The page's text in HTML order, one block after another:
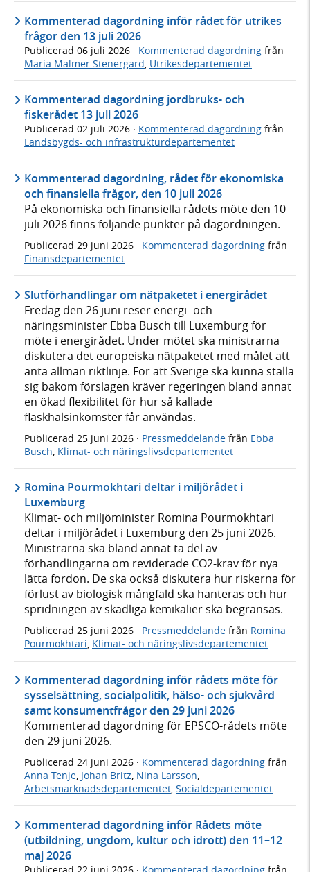
Kommenterad dagordning inför rådet för utrikes
frågor den 13 juli 2026
Publicerad 06 juli 2026 · Kommenterad dagordning från
Maria Malmer Stenergard Utrikesdepartementet
Kommenterad dagordning jordbruks- och
fiskerådet 13 juli 2026
Publicerad 02 juli 2026 · Kommenterad dagordning från
Landsbygds- och infrastrukturdepartementet
Kommenterad dagordning, rådet för ekonomiska
och finansiella frågor, den 10 juli 2026
På ekonomiska och finansiella rådets möte den 10
juli 2026 finns följande punkter på dagordningen.
Publicerad 29 juni 2026 · Kommenterad dagordning från
Finansdepartementet
Slutförhandlingar om nätpaketet i energirådet
Fredag den 26 juni reser energi- och
näringsminister Ebba Busch till Luxemburg för
möte i energirådet. Under mötet ska ministrarna
diskutera det europeiska nätpaketet med målet att
anta allmän riktlinje. För att Sverige ska kunna ställa
sig bakom förslagen kräver regeringen bland annat
en ökad flexibilitet för hur så kallade
flaskhalsinkomster får användas.
Publicerad 25 juni 2026 · Pressmeddelande från Ebba
Busch Klimat- och näringslivsdepartementet
Romina Pourmokhtari deltar i miljörådet i
Luxemburg
Klimat- och miljöminister Romina Pourmokhtari
deltar i miljörådet i Luxemburg den 25 juni 2026.
Ministrarna ska bland annat ta del av
förhandlingarna om reviderade CO2-krav för nya
lätta fordon. De ska också diskutera hur riskerna för
förlust av biologisk mångfald ska hanteras och hur
spridningen av skadliga kemikalier ska begränsas.
Publicerad 25 juni 2026 · Pressmeddelande från Romina
Pourmokhtari, Klimat- och näringslivsdepartementet
Kommenterad dagordning inför rådets möte för
sysselsättning, socialpolitik, hälso- och sjukvård
samt konsumentfrågor den 29 juni 2026
Kommenterad dagordning för EPSCO-rådets möte
den 29 juni 2026.
Publicerad 24 juni 2026 · Kommenterad dagordning från
Anna Tenje, Johan Britz, Nina Larsson,
Arbetsmarknadsdepartementet, Socialdepartementet
Kommenterad dagordning inför Rådets möte
(utbildning, ungdom, kultur och idrott) den 11–12
maj 2026
Publicerad 22 juni 2026 · Kommenterad dagordning från